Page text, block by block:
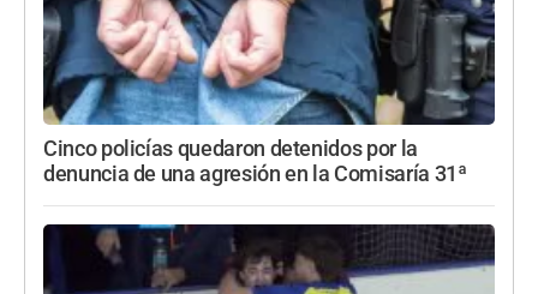
Cinco policías quedaron detenidos por la
denuncia de una agresión en la Comisaría 31ª